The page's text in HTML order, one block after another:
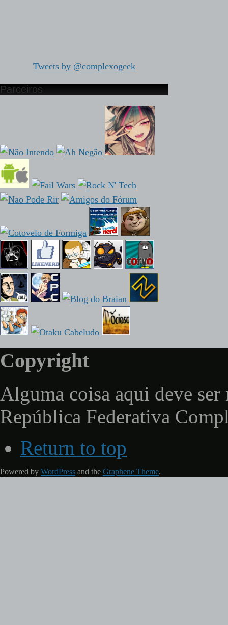
Tweets by @complexogeek
Parceiros
Copyright
Alguma coisa aqui deve ser
República Federativa
Return to top
Powered by WordPress and the Graphene Theme.